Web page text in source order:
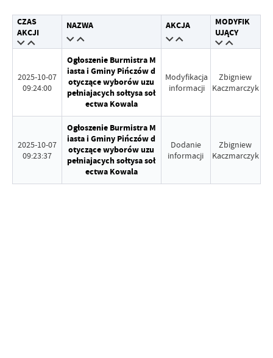
CZAS
AKCJI
NAZWA AKCJA
MODYFIK
UJĄCY
2025-10-07
09:24:00
Ogłoszenie Burmistra M
iasta i Gminy Pińczów d
otyczące wyborów uzu
pełniajacych sołtysa soł
ectwa Kowala
Modyfikacja
informacji
Zbigniew
Kaczmarczyk
2025-10-07
09:23:37
Ogłoszenie Burmistra M
iasta i Gminy Pińczów d
otyczące wyborów uzu
pełniajacych sołtysa soł
ectwa Kowala
Dodanie
informacji
Zbigniew
Kaczmarczyk